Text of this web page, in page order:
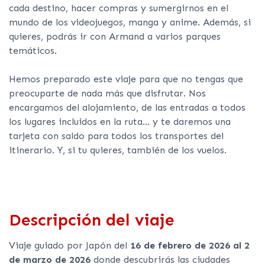
cada destino, hacer compras y sumergirnos en el
mundo de los videojuegos, manga y anime. Además, si
quieres, podrás ir con Armand a varios parques
temáticos.
Hemos preparado este viaje para que no tengas que
preocuparte de nada más que disfrutar. Nos
encargamos del alojamiento, de las entradas a todos
los lugares incluidos en la ruta... y te daremos una
tarjeta con saldo para todos los transportes del
itinerario. Y, si tu quieres, también de los vuelos.
Descripción del viaje
Viaje guiado por Japón del 16 de febrero de 2026 al 2
de marzo de 2026 donde descubrirás las ciudades